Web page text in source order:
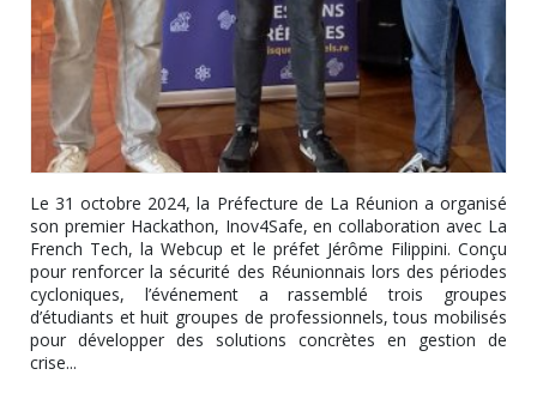
Le 31 octobre 2024, la Préfecture de La Réunion a organisé
son premier Hackathon, Inov4Safe, en collaboration avec La
French Tech, la Webcup et le préfet Jérôme Filippini. Conçu
pour renforcer la sécurité des Réunionnais lors des périodes
cycloniques, l’événement a rassemblé trois groupes
d’étudiants et huit groupes de professionnels, tous mobilisés
pour développer des solutions concrètes en gestion de
crise...